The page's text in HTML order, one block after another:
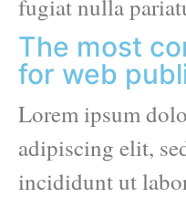
fugiat nulla
The most
for web
Lorem ipsum
adipiscing elit,
incididunt ut